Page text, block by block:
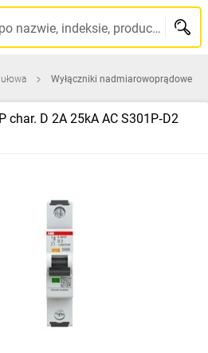
Szukaj po nazwie, indeksie, producencie, kodzie kreskowym...
Wyłączniki nadmiarowoprądowe
char. D 2A 25kA AC S301P‑D2